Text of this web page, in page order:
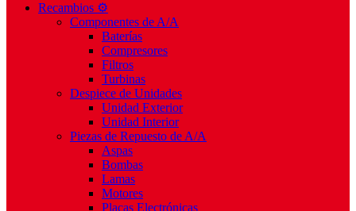
Recambios ⚙️
Componentes de A/A
Baterías
Compresores
Filtros
Turbinas
Despiece de Unidades
Unidad Exterior
Unidad Interior
Piezas de Repuesto de A/A
Aspas
Bombas
Lamas
Motores
Placas Electrónicas